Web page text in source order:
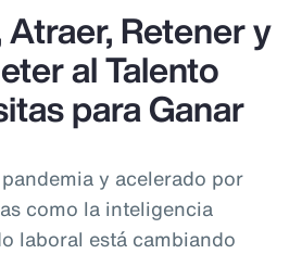
Retener y
al Talento
para Ganar
y acelerado por
como la inteligencia
laboral está cambiando